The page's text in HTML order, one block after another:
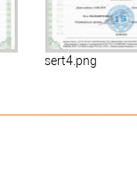
sert4.png